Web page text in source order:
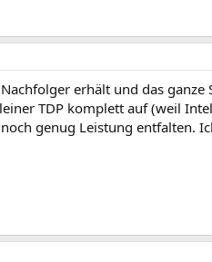
erhält und das
TDP komplett auf (weil
genug Leistung entfalten.